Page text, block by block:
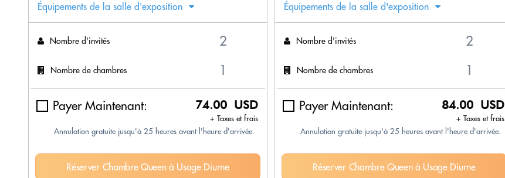
Équipements de la salle d'exposition
Nombre d'invités
Nombre de chambres
Payer Maintenant: 74.00 USD
+ Taxes et frais
Annulation gratuite jusqu'à 25 heures avant l'heure d'arrivée.
Réserver Chambre Queen à Usage Diurne
Équipements de la salle d'exposition
Nombre d'invités
Nombre de chambres
Payer Maintenant: 84.00 USD
+ Taxes et frais
Annulation gratuite jusqu'à 25 heures avant l'heure d'arrivée.
Réserver Chambre Queen à Usage Diurne